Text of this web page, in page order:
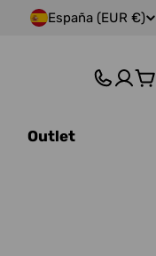
P
s
España (EUR €)
Outlet